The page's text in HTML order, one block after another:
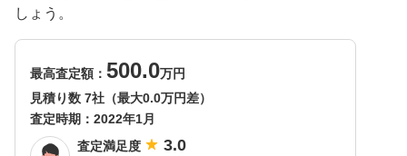
しょう。
最高査定額： 500.0万円
見積り数 7社（最大0.0万円差）
査定時期： 2022年1月
査定満足度
3.0